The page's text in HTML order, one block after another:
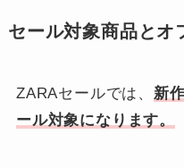
セール対象商品とオ
ZARAセールでは、 新
ール対象になります。